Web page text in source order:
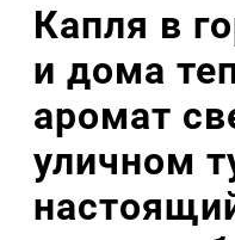
Капля в
и дома
аромат
уличном